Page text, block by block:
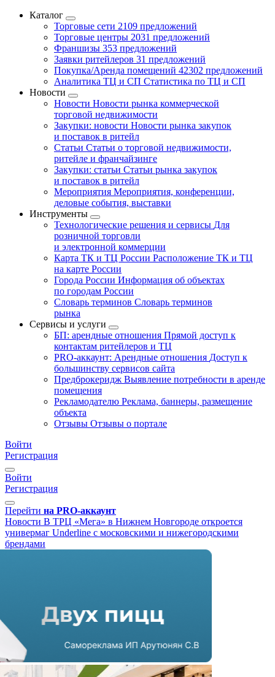
Каталог
Торговые сети 2109 предложений
Торговые центры 2031 предложений
Франшизы 353 предложений
Заявки ритейлеров 31 предложений
Покупка/Аренда помещений 42302 предложений
Аналитика ТЦ и СП Статистика по ТЦ и СП
Новости
Новости Новости рынка коммерческой
торговой недвижимости
Закупки: новости Новости рынка закупок
и поставок в ритейл
Статьи Статьи о торговой недвижимости,
ритейле и франчайзинге
Закупки: статьи Статьи рынка закупок
и поставок в ритейл
Мероприятия Мероприятия, конференции,
деловые события, выставки
Инструменты
Технологические решения и сервисы Для
розничной торговли
и электронной коммерции
Карта ТК и ТЦ России Расположение ТК и ТЦ
на карте России
Города России Информация об объектах
по городам России
Словарь терминов Словарь терминов
рынка
Сервисы и услуги
БП: арендные отношения Прямой доступ к
контактам ритейлеров и ТЦ
PRO-аккаунт: Арендные отношения Доступ к
большинству сервисов сайта
Предброкеридж Выявление потребности в аренде
помещения
Рекламодателю Реклама, баннеры, размещение
объекта
Отзывы Отзывы о портале
Войти
Регистрация
Войти
Регистрация
Перейти на PRO-аккаунт
Новости В ТРЦ «Мега» в Нижнем Новгороде откроется
универмаг Underline с московскими и нижегородскими
брендами